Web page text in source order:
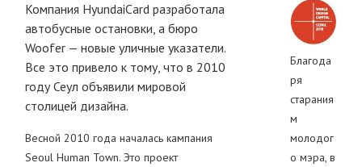
Компания HyundaiCard разработала
автобусные остановки, а бюро
Woofer — новые уличные указатели.
Все это привело к тому, что в 2010
году Сеул объявили мировой
столицей дизайна.
Весной 2010 года началась кампания
Seoul Human Town. Это проект
Благода
ря
старания
м
молодог
о мэра, в